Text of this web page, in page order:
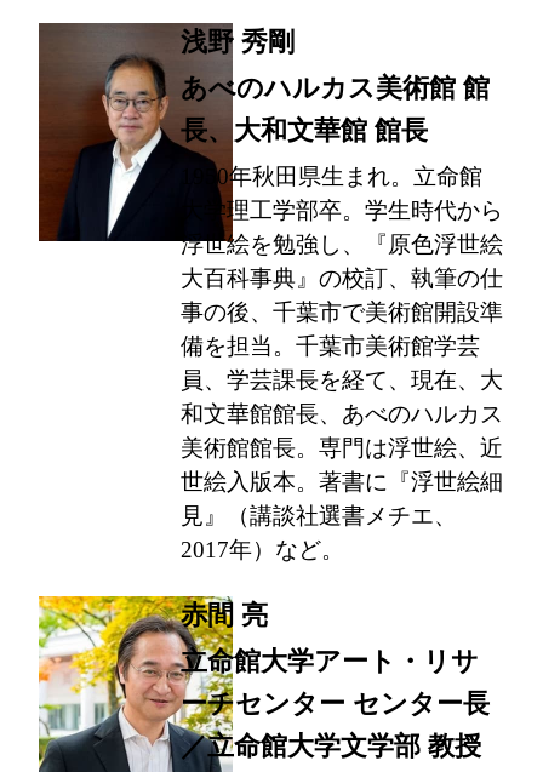
浅野 秀剛
あべのハルカス美術館 館
長、大和文華館 館長
1950年秋田県生まれ。立命館
大学理工学部卒。学生時代から
浮世絵を勉強し、『原色浮世絵
大百科事典』の校訂、執筆の仕
事の後、千葉市で美術館開設準
備を担当。千葉市美術館学芸
員、学芸課長を経て、現在、大
和文華館館長、あべのハルカス
美術館館長。専門は浮世絵、近
世絵入版本。著書に『浮世絵細
見』（講談社選書メチエ、
2017年）など。
赤間 亮
立命館大学アート・リサ
ーチセンター センター長
／立命館大学文学部 教授